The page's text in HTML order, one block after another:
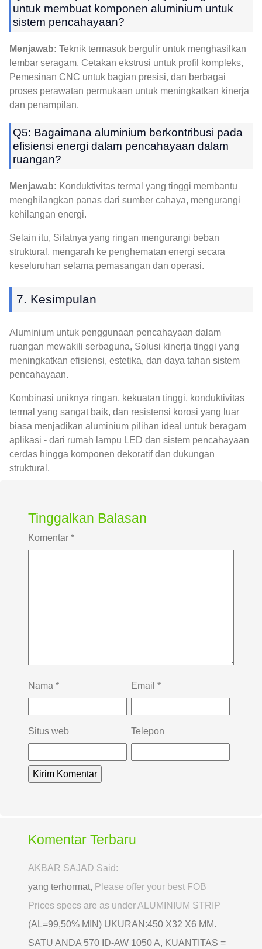
untuk membuat komponen aluminium untuk
sistem pencahayaan?
Menjawab: Teknik termasuk bergulir untuk menghasilkan
lembar seragam, Cetakan ekstrusi untuk profil kompleks,
Pemesinan CNC untuk bagian presisi, dan berbagai
proses perawatan permukaan untuk meningkatkan kinerja
dan penampilan.
Q5: Bagaimana aluminium berkontribusi pada
efisiensi energi dalam pencahayaan dalam
ruangan?
Menjawab: Konduktivitas termal yang tinggi membantu
menghilangkan panas dari sumber cahaya, mengurangi
kehilangan energi.
Selain itu, Sifatnya yang ringan mengurangi beban
struktural, mengarah ke penghematan energi secara
keseluruhan selama pemasangan dan operasi.
7. Kesimpulan
Aluminium untuk penggunaan pencahayaan dalam
ruangan mewakili serbaguna, Solusi kinerja tinggi yang
meningkatkan efisiensi, estetika, dan daya tahan sistem
pencahayaan.
Kombinasi uniknya ringan, kekuatan tinggi, konduktivitas
termal yang sangat baik, dan resistensi korosi yang luar
biasa menjadikan aluminium pilihan ideal untuk beragam
aplikasi - dari rumah lampu LED dan sistem pencahayaan
cerdas hingga komponen dekoratif dan dukungan
struktural.
Tinggalkan Balasan
Komentar *
Nama * Email *
Situs web Telepon
Komentar Terbaru
AKBAR SAJAD Said:
yang terhormat, Please offer your best FOB
Prices specs are as under ALUMINIUM STRIP
(AL=99,50% MIN) UKURAN:450 X32 X6 MM.
SATU ANDA 570 ID-AW 1050 A, KUANTITAS =